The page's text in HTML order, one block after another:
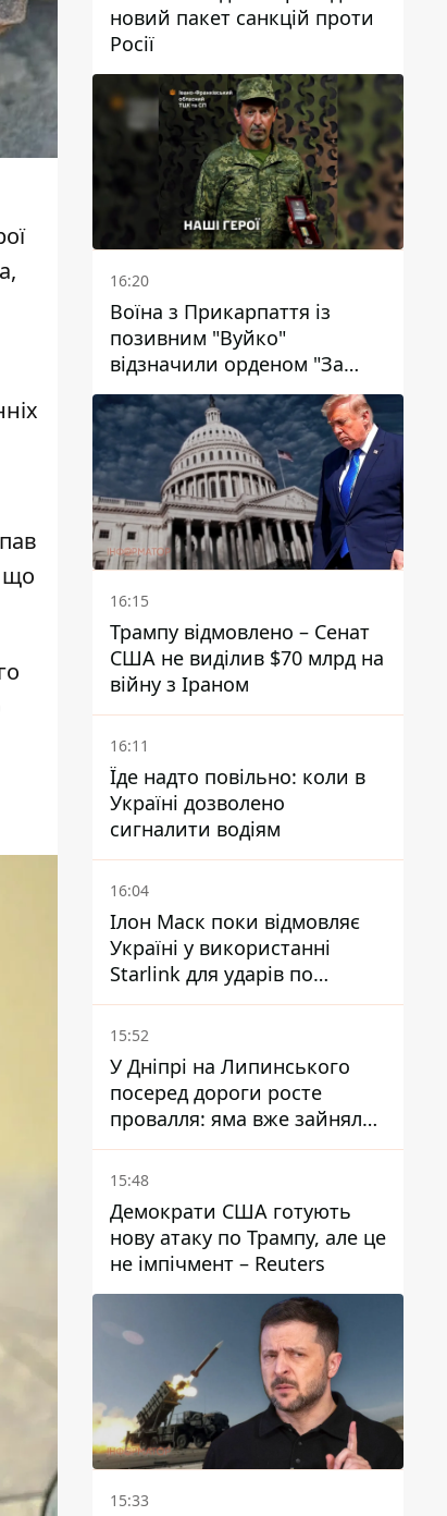
що
новий пакет санкцій проти
Росії
16:20
Воїна з Прикарпаття із
позивним "Вуйко"
відзначили орденом "За
мужність" ІІІ ступеня
16:15
Трампу відмовлено – Сенат
США не виділив $70 млрд на
війну з Іраном
16:11
Їде надто повільно: коли в
Україні дозволено
сигналити водіям
16:04
Ілон Маск поки відмовляє
Україні у використанні
Starlink для ударів по
території Росії – ЗМІ
15:52
У Дніпрі на Липинського
посеред дороги росте
провалля: яма вже зайняла
смугу руху
15:48
Демократи США готують
нову атаку по Трампу, але це
не імпічмент – Reuters
15:33